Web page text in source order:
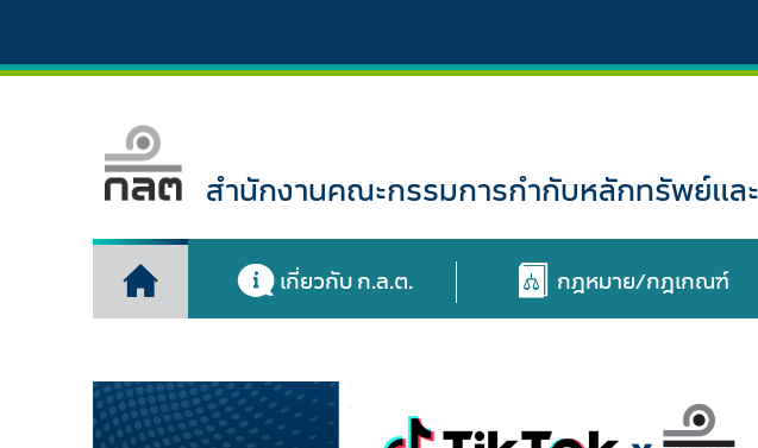
สำนักงานคณะกรรมการกำกับหลักทรัพย์แ
เกี่ยวกับ ก.ล.ต. กฎหมาย/กฎเกณฑ์